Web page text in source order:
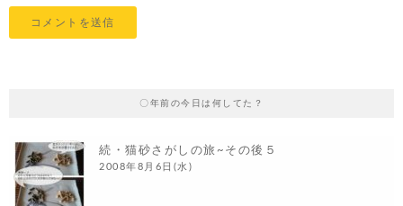
〇年前の今日は何してた？
続・猫砂さがしの旅~その後５
2008年8月6日(水)